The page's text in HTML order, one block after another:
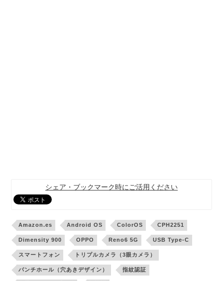
シェア・ブックマーク時にご活用ください
Amazon.es Android OS ColorOS CPH2251
Dimensity 900 OPPO Reno6 5G USB Type-C
スマートフォン トリプルカメラ（3眼カメラ）
パンチホール（穴あきデザイン） 指紋認証